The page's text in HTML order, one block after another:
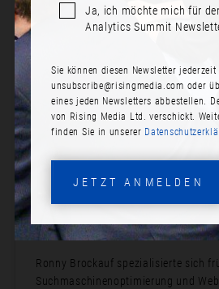
RONNY BROCKAUF
Rolle:
Senior Online Marketing
Bio:
Ronny Brockauf spezialisierte sich
Suchmaschinenoptimierung und
Ja, ich möchte mich für
Analytics Summit
Sie können diesen Newsletter jederzeit
unsubscribe@risingmedia.com oder
eines jeden Newsletters abbestellen.
von Rising Media Ltd. verschickt.
finden Sie in unserer
JETZT ANMELDEN